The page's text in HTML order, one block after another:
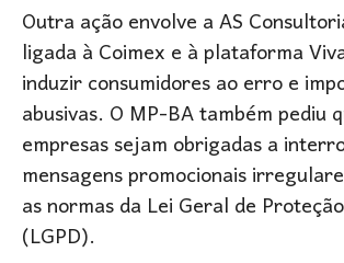
Outra ação envolve a AS
ligada à Coimex e à plataforma
induzir consumidores ao erro e
abusivas. O MP-BA também pediu
empresas sejam obrigadas a
mensagens promocionais
as normas da Lei Geral de
(LGPD).